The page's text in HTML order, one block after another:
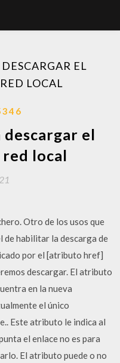
EL
LOCAL
el
local
Otro de los usos que
de habilitar la descarga de
por el [atributo href]
descargar. El atributo
en la nueva
el único
Este atributo le indica al
el enlace no es para
El atributo puede o no